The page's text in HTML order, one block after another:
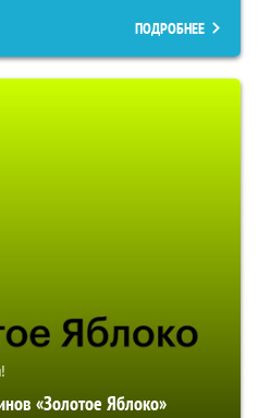
ПОДРОБНЕЕ
«Золотое Яблоко»